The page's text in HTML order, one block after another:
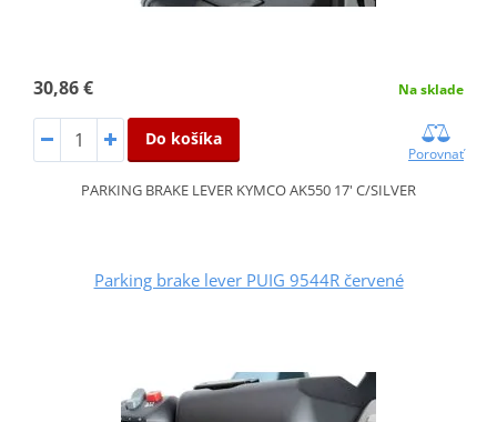
30,86 € Na sklade
Do košíka
Porovnať
PARKING BRAKE LEVER KYMCO AK550 17' C/SILVER
Parking brake lever PUIG 9544R červené